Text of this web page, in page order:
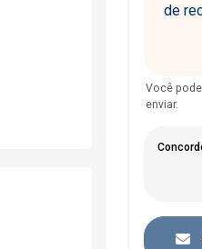
Você
enviar.